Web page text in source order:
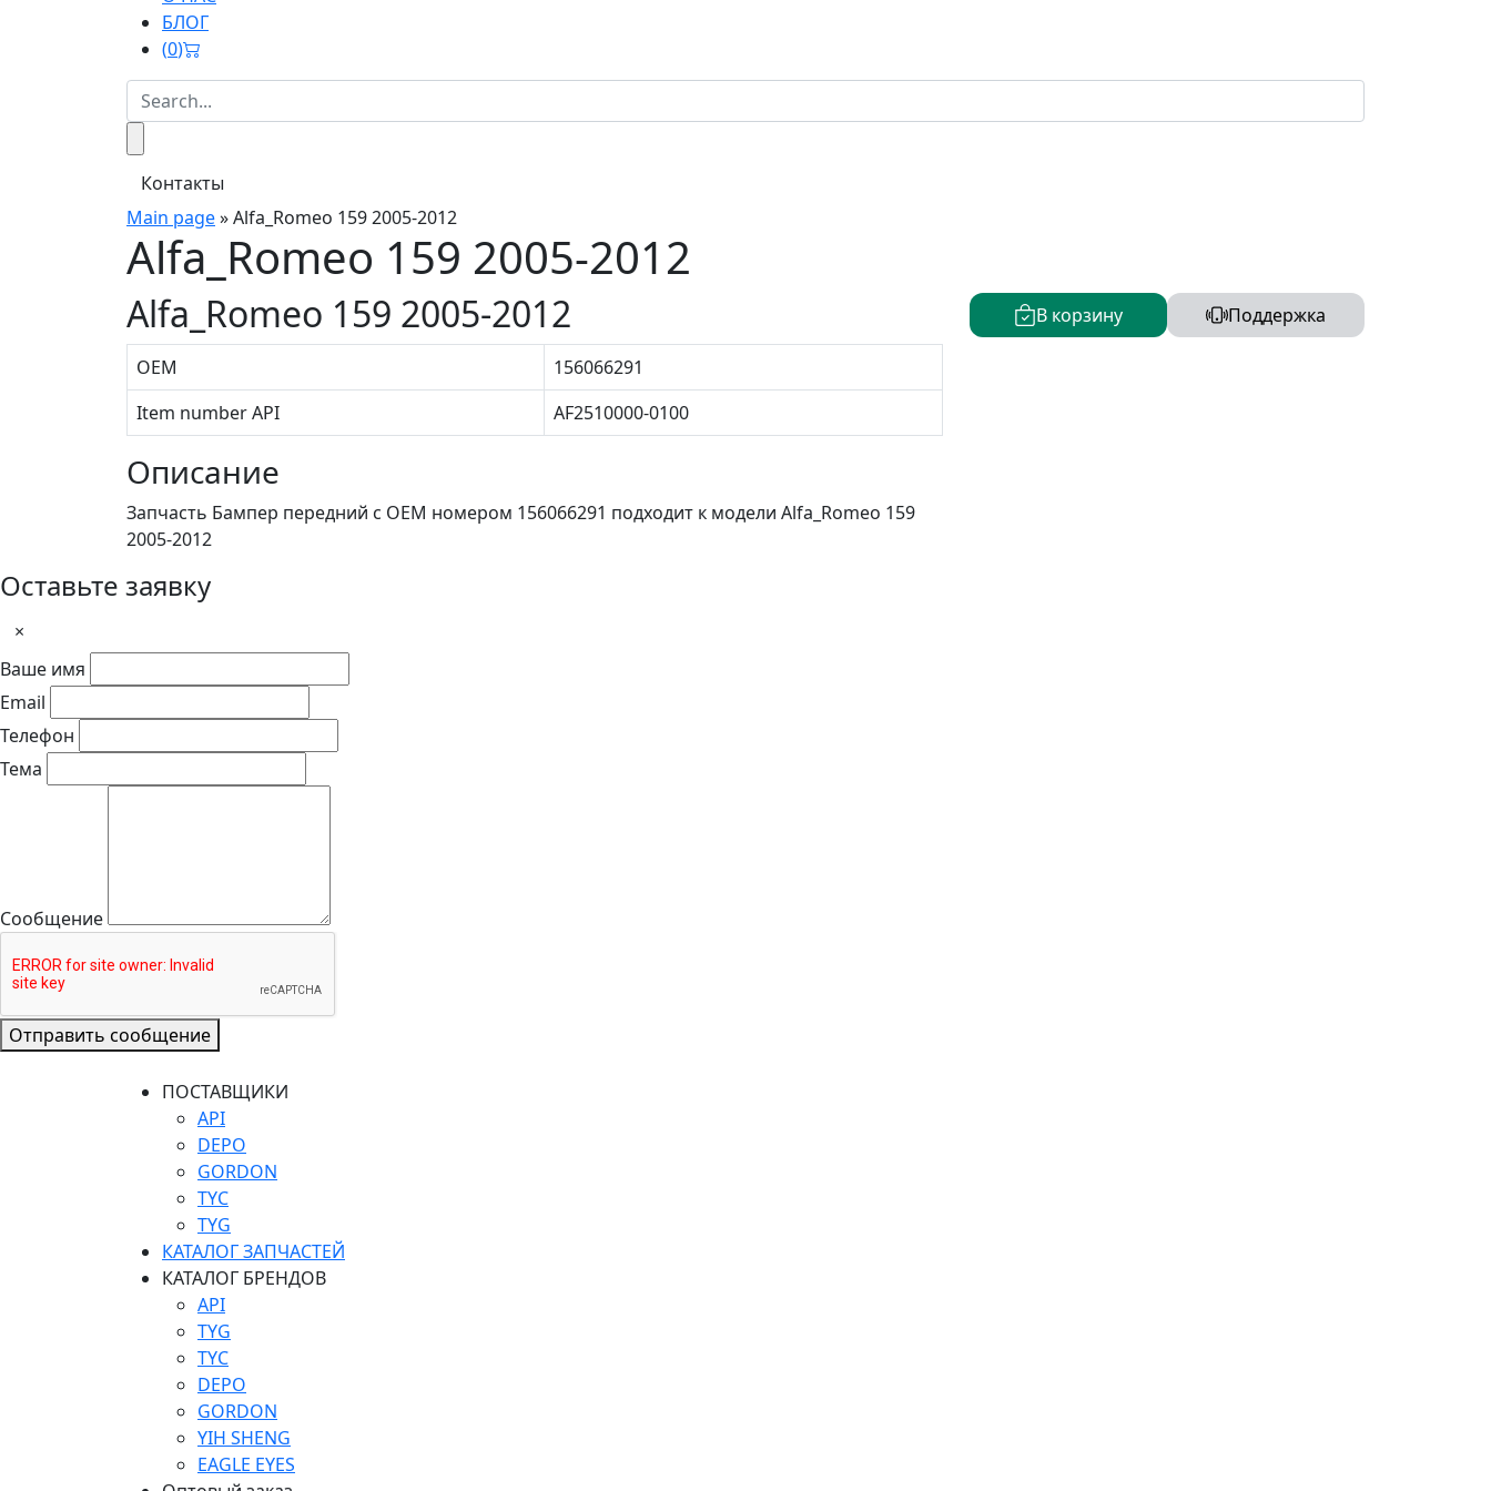
БЛОГ
(0)
Контакты
Main page»Alfa_Romeo 159 2005-2012
Alfa_Romeo 159 2005-2012
В корзину Поддержка
Alfa_Romeo 159 2005-2012
OEM
156066291
Item number API
AF2510000-0100
Описание
Запчасть Бампер передний с OEM номером 156066291 подходит к модели Alfa_Romeo 159
2005-2012
Оставьте заявку
×
Ваше имя
Email
Телефон
Тема
Сообщение
Отправить сообщение
ПОСТАВЩИКИ
API
DEPO
GORDON
TYC
TYG
КАТАЛОГ ЗАПЧАСТЕЙ
КАТАЛОГ БРЕНДОВ
API
TYG
TYC
DEPO
GORDON
YIH SHENG
EAGLE EYES